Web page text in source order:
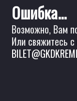
Ошибка...
Возможно, Вам
Или свяжитесь